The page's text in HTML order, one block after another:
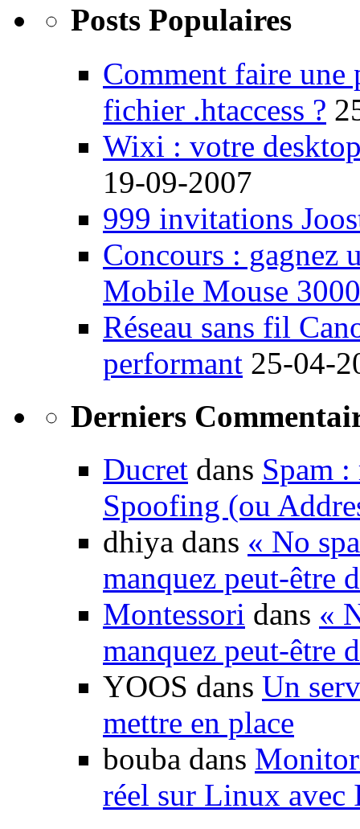
Posts Populaires
Comment faire une
fichier .htaccess ?
Wixi : votre
19-09-2007
999 invitations
Concours : gagnez
Mobile Mouse 3000
Réseau sans fil
performant 25-04-
Derniers
Ducret dans Spam :
Spoofing (ou
dhiya dans « No
manquez peut-être
Montessori dans «
manquez peut-être
YOOS dans Un
mettre en place
bouba dans
réel sur Linux avec